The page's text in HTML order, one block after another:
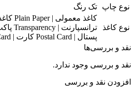
نوع چاپ تک رنگ
نوع کاغذ
پستال | Postal Card کارت | Card لیبل | Label
نقد و بررسی‌ها
نقد و بررسی وجود ندارد.
افزودن نقد و بررسی